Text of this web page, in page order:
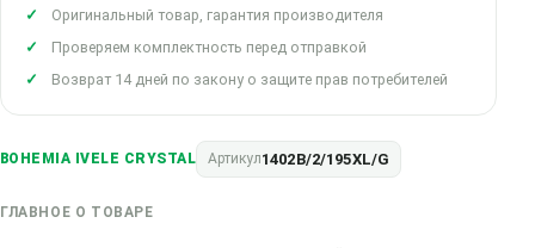
BOHEMIA IVELE CRYSTAL Артикул1402B/2/195XL/G
ГЛАВНОЕ О ТОВАРЕ
Оригинальный товар, гарантия производителя
Проверяем комплектность перед отправкой
Возврат 14 дней по закону о защите прав потребителей